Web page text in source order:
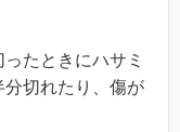
たときにハサミ
切れたり、傷が